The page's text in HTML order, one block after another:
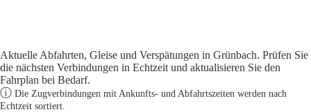
Aktuelle Abfahrten, Gleise und Verspätungen in Grünbach. Prüfen Sie
die nächsten Verbindungen in Echtzeit und aktualisieren Sie den
Fahrplan bei Bedarf.
ⓘ Die Zugverbindungen mit Ankunfts- und Abfahrtszeiten werden nach
Echtzeit sortiert.